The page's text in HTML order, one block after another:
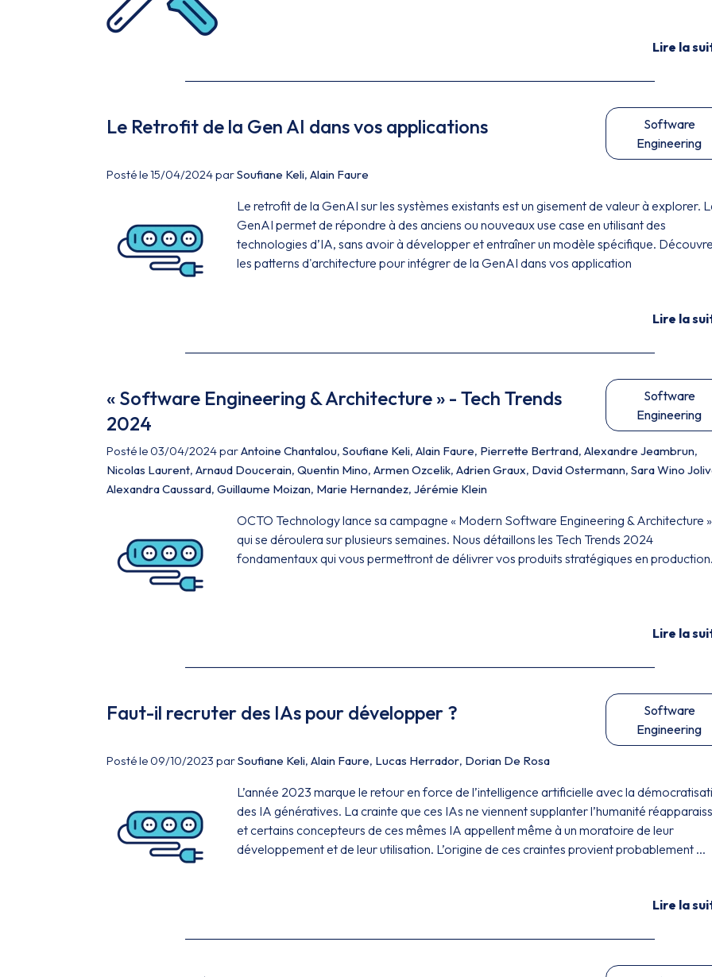
Lire la
Le Retrofit de la Gen AI dans vos applications
Software
Engineering
Posté le 15/04/2024 parSoufiane Keli, Alain Faure
Le retrofit de la GenAI sur les systèmes existants est un gisement de valeur à explorer.
GenAI permet de répondre à des anciens ou nouveaux use case en utilisant des
technologies d’IA, sans avoir à développer et entraîner un modèle spécifique.
les patterns d'architecture pour intégrer de la GenAI dans vos application
Lire la
« Software Engineering & Architecture » - Tech Trends
2024
Software
Engineering
Posté le 03/04/2024 parAntoine Chantalou, Soufiane Keli, Alain Faure, Pierrette Bertrand, Alexandre Jeambrun,
Nicolas Laurent, Arnaud Doucerain, Quentin Mino, Armen Ozcelik, Adrien Graux, David Ostermann, Sara Wino
Alexandra Caussard, Guillaume Moizan, Marie Hernandez, Jérémie Klein
OCTO Technology lance sa campagne « Modern Software Engineering & Architecture
qui se déroulera sur plusieurs semaines. Nous détaillons les Tech Trends 2024
fondamentaux qui vous permettront de délivrer vos produits stratégiques en production.
Lire la
Faut-il recruter des IAs pour développer ?
Software
Engineering
Posté le 09/10/2023 parSoufiane Keli, Alain Faure, Lucas Herrador, Dorian De Rosa
L’année 2023 marque le retour en force de l’intelligence artificielle avec la
des IA génératives. La crainte que ces IAs ne viennent supplanter l’humanité
et certains concepteurs de ces mêmes IA appellent même à un moratoire de leur
développement et de leur utilisation. L’origine de ces craintes provient probablement ...
Lire la